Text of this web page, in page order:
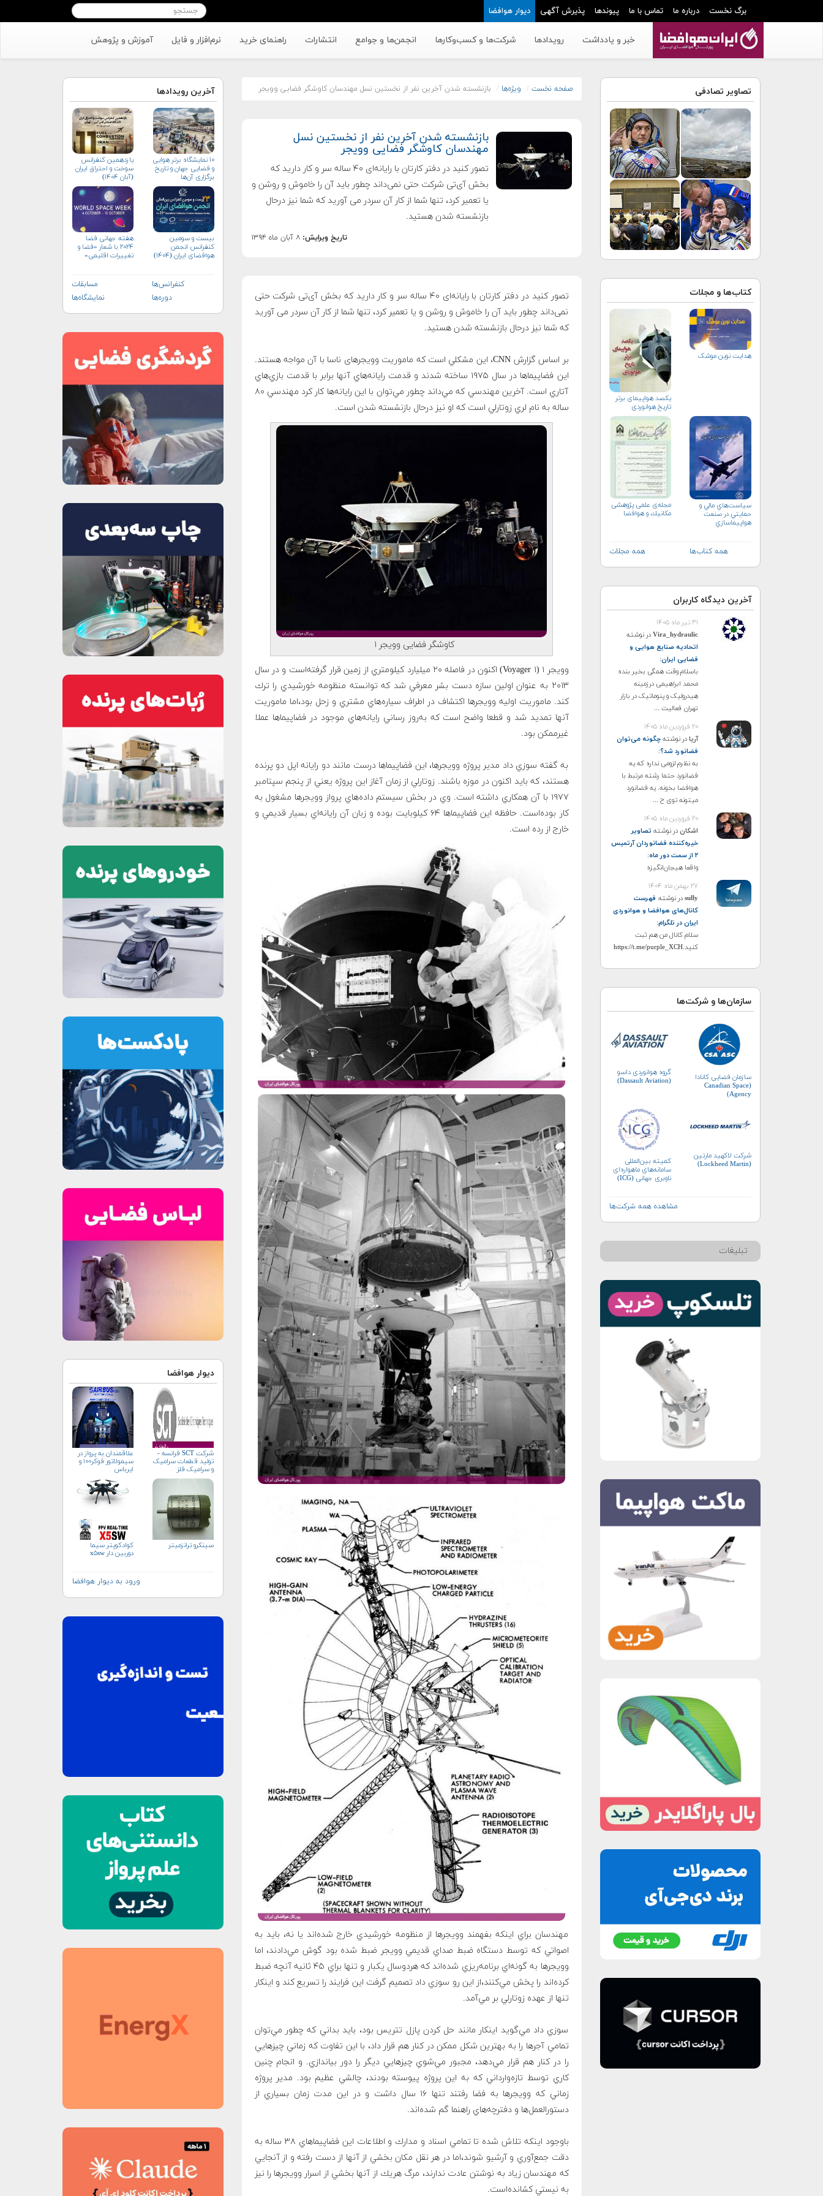
برگ نخست درباره ما تماس با ما پیوندها پذیرش آگهی دیوار هوافضا
خبر و یادداشت رویدادها شرکت‌ها و کسب‌وکار‌ها انجمن‌ها و جوامع انتشارات راهنمای خرید نرم‌افزار و فایل آموزش و پژوهش
تصاویر تصادفی
کتاب‌ها و مجلات
هدایت نوین موشک
یکصد هواپیمای برتر
تاریخ هوانوردی
سياست‌هاي مالي و
حمايتي در صنعت
هواپيماسازي
مجله‌ی علمی پژوهشی
مكانيك و هوافضا
همه کتاب‌ها همه مجلات
آخرین دیدگاه کاربران
۳۱ تیر ماه ۱۴۰۵
Vira_hydraulicدر نوشته
اتحادیه صنایع هوایی و
فضایی ایران:
باسلام وقت همگی بخیر بنده
محمد ابراهیمی درزمینه
هیدرولیک و پنوماتیک در بازار
تهران فعالیت ...
۲۰ فروردین ماه ۱۴۰۵
آریادر نوشتهچگونه می‌توان
فضانورد شد؟:
به نظرم لزومی نداره که یه
فضانورد حتما رشته مرتبط با
هوافضا بخونه. یه فضانورد
میتونه توی ح ...
۲۰ فروردین ماه ۱۴۰۵
اشکاندر نوشته تصاویر
خیره‌کننده فضانوردان آرتمیس
۲ از سمت دور ماه
:
واقعا هیجان‌انگیزه
۲۷ بهمن ماه ۱۴۰۴
sullyدر نوشته فهرست
کانال‌های هوافضا و هوانوردی
ایران در تلگرام:
سلام کانال من هم ثبت
کنید.https://t.me/purple_XCH
سازمان‌ها و شرکت‌ها
سازمان فضایی کانادا
(Canadian Space
Agency)
گروه هوانوردی داسو
(Dassault Aviation)
شرکت لاکهید مارتین
(Lockheed Martin)
کمیته بین‌المللی
سامانه‌های ماهواره‌ای
ناوبری جهانی (ICG)
مشاهده همه شرکت‌ها
تبلیغات
صفحه نخست ویژه‌ها بازنشسته شدن آخرین نفر از نخستین نسل مهندسان کاوشگر فضایی وویجر
بازنشسته شدن آخرین نفر از نخستین نسل
مهندسان کاوشگر فضایی وویجر
تصور کنید در دفتر کارتان با رایانه‌ای ۴۰ ساله سر و کار دارید که
بخش آی‌تی شرکت حتی نمی‌داند چطور باید آن را خاموش و روشن و
یا تعمیر کرد،‌ تنها شما از کار آن سردر می آورید که شما نیز درحال
بازنشسته شدن هستید.
تاریخ ویرایش:۸ آبان ماه ۱۳۹۴
تصور کنید در دفتر کارتان با رایانه‌ای ۴۰ ساله سر و کار دارید که بخش آی‌تی شرکت حتی
نمی‌داند چطور باید آن را خاموش و روشن و یا تعمیر کرد،‌ تنها شما از کار آن سردر می آورید
که شما نیز درحال بازنشسته شدن هستید.
بر اساس گزارش CNN، اين مشكلي است كه ماموريت وویجرهای ناسا با آن مواجه هستند.
اين فضاپيماها در سال ۱۹۷۵ ساخته شدند و قدمت رايانه‌هاي آنها برابر با قدمت بازي‌هاي
آتاري است. آخرين مهندسي كه مي‌داند چطور مي‌توان با اين رايانه‌ها كار كرد مهندسي ۸۰
ساله به نام لري زوتارلي است كه او نيز درحال بازنشسته شدن است.
کاوشگر فضایی وویجر ۱
وویجر ۱ (Voyager ۱) اكنون در فاصله ۲۰ ميليارد كيلومتري از زمين قرار گرفته‌است و در سال
۲۰۱۳ به عنوان اولين سازه دست بشر معرفي شد كه توانسته منظومه خورشيدي را ترك
كند. ماموريت اوليه وویجرها اكتشاف در اطراف سياره‌هاي مشتري و زحل بود،‌اما ماموريت
آنها تمديد شد و قطعا واضح است كه به‌روز رساني رايانه‌هاي موجود در فضاپيماها عملا
غيرممكن بود.
به گفته سوزي داد مدير پروژه وویجرها، اين فضاپيماها درست مانند دو رايانه اپل دو پرنده
هستند، كه بايد اكنون در موزه باشند. زوتارلي از زمان آغاز اين پروژه يعني از پنجم سپتامبر
۱۹۷۷ با آن همكاري داشته‌ است. وي در بخش سيستم داده‌هاي پرواز وویجرها مشغول به
كار بوده‌است. حافظه اين فضاپيماها ۶۴ كيلوبايت بوده و زبان آن رايانه‌اي بسيار قديمي و
خارج از رده است.
مهندسان براي اينكه بفهمند وویجرها از منظومه خورشيدي خارج شده‌اند يا نه،‌ بايد به
اصواتي كه توسط دستگاه ضبط صداي قديمي وویجر ضبط شده بود گوش مي‌دادند،‌ اما
وویجرها به گونه‌اي برنامه‌ريزي شده‌اند كه هردوسال يكبار و تنها براي ۴۵ ثانيه آنچه ضبط
كرده‌اند را پخش مي‌كنند،‌از اين رو سوزي داد تصميم گرفت اين فرايند را تسريع كند و اينكار
تنها از عهده زوتارلي بر مي‌آمد.
سوزي داد مي‌گويد اينكار مانند حل كردن پازل تتريس بود، بايد بداني كه چطور مي‌توان
تمامي آجرها را به بهترين شكل ممكن در كنار هم قرار داد، با اين تفاوت كه زماني چيزهايي
را در كنار هم قرار مي‌دهد،‌ مجبور مي‌شوي چيزهايي ديگر را دور بياندازي. و انجام چنين
كاري توسط تازه‌وارداني كه به اين پروژه پيوسته بودند، چالشي عظيم بود. مدير پروژه
زماني كه وویجرها به فضا رفتند تنها ۱۶ سال داشت و در اين مدت زمان بسياري از
دستورالعمل‌ها و دفترچه‌هاي راهنما گم شده‌اند.
باوجود اينكه تلاش شده تا تمامي اسناد و مدارك و اطلاعات اين فضاپيماهاي ۳۸ ساله به
دقت جمع‌آوري و آرشيو شوند،‌اما در هر نقل مكان بخشي از آنها از دست رفته و از آنجايي
كه مهندسان زياد به نوشتن عادت ندارند، مرگ هريك از آنها بخشي از اسرار وویجرها را نيز
به نيستي كشانده‌است.
آخرین رویدادها
۱۰ نمایشگاه برتر هوایی
و فضایی جهان و تاریخ
برگزاری آن‌ها
یازدهمین کنفرانس
سوخت و احتراق ایران
(آبان‌ ۱۴۰۴)
بیست و سومین
کنفرانس انجمن
هوافضای ايران (۱۴۰۴)
هفته جهانی فضا
۲۰۲۴ با شعار «فضا و
تغییرات اقلیمی»
کنفرانس‌ها
مسابقات
دوره‌ها
نمایشگاه‌ها
دیوار هوافضا
شرکت SCT فرانسه -
تولید قطعات سرامیک
و سرامیک فلز
علاقمندان به پرواز در
سیمولاتور فوکر۱۰۰ و
ایرباس
سینکرو ترانزمیتر
کوادکوپتر سیما
دوربین دار x۵sw
ورود به دیوار هوافضا